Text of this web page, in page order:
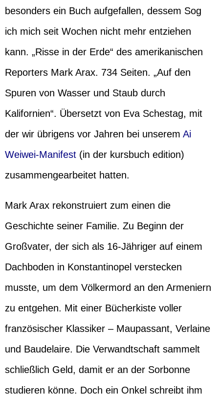
besonders ein Buch aufgefallen, dessem Sog
ich mich seit Wochen nicht mehr entziehen
kann. „Risse in der Erde“ des amerikanischen
Reporters Mark Arax. 734 Seiten. „Auf den
Spuren von Wasser und Staub durch
Kalifornien“. Übersetzt von Eva Schestag, mit
der wir übrigens vor Jahren bei unserem Ai
Weiwei-Manifest (in der kursbuch edition)
zusammengearbeitet hatten.
Mark Arax rekonstruiert zum einen die
Geschichte seiner Familie. Zu Beginn der
Großvater, der sich als 16-Jähriger auf einem
Dachboden in Konstantinopel verstecken
musste, um dem Völkermord an den Armeniern
zu entgehen. Mit einer Bücherkiste voller
französischer Klassiker – Maupassant, Verlaine
und Baudelaire. Die Verwandtschaft sammelt
schließlich Geld, damit er an der Sorbonne
studieren könne. Doch ein Onkel schreibt ihm